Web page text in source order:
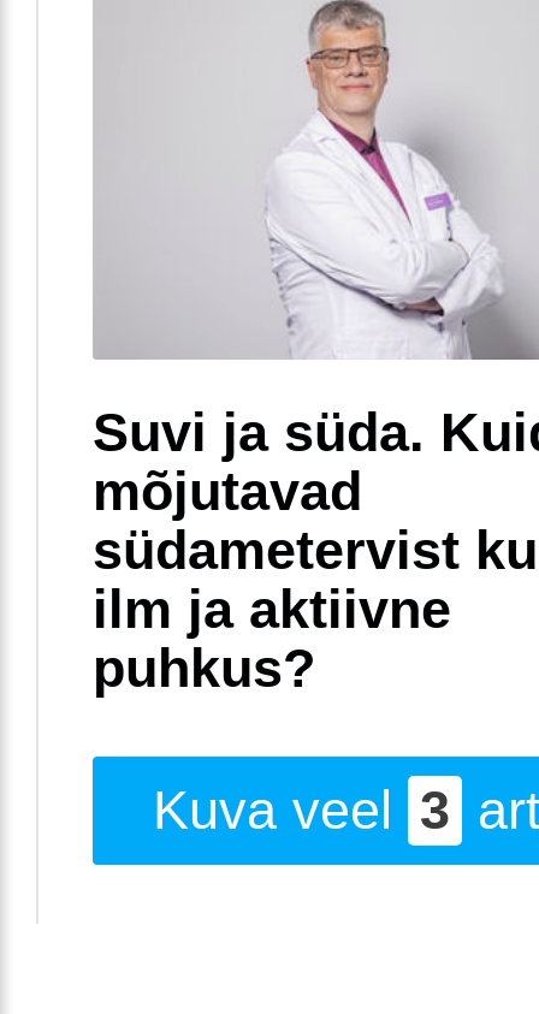
Suvi ja süda.
mõjutavad
südametervist
ilm ja aktiivne
puhkus?
Kuva veel 3